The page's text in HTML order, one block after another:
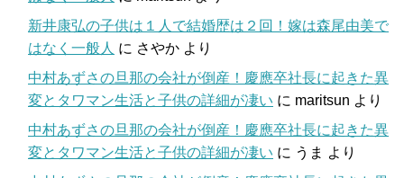
新井康弘の子供は１人で結婚歴は２回！嫁は森尾由美で
はなく一般人 に さやか より
中村あずさの旦那の会社が倒産！慶應卒社長に起きた異
変とタワマン生活と子供の詳細が凄い に maritsun より
中村あずさの旦那の会社が倒産！慶應卒社長に起きた異
変とタワマン生活と子供の詳細が凄い に うま より